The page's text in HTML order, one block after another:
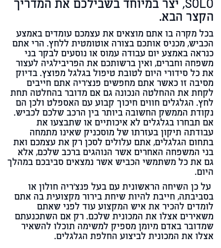
SOLO, יצר במיוחד בשבילכם את המדריך
הקצר הבא.
בכל מקרה בו אתם מוצאים את עצמכם עומדים באמצע
הכביש, מכניס אותכם בצורה אוטומטית ללחץ. הרי אתם
כנראה באמצע יום עבודה עמוס או נוסעים לבקר בני
משפחה וחברים, ואין ברשותכם את הפריבילגיה לעצור
את כל סידורי היום לטובת טיפול בגלגל מפוצץ. בדיוק
מסיבה זו כאשר אתם מחפשים פנצ׳ריה אתם חייבים
לקחת את ההחלטה הנכונה גם אם מדובר בהחלטה תחת
לחץ. הגלגלים חווים חיכוך קבוע עם האספלט ולכן הם
נקודת הממשק החשובה ביותר בין הרכב שלכם לכביש.
אם תבחרו בגלגלים לא איכותיים או שתבצעו את
עבודתה תיקון בעזרתו של מוסכניק שאינו מתמחה
בתחום הגלגלים, אתם עלולים לסכן רק את עצמכם ואת
בני המשפחה האחרים אשר הנוהגים ברכב שלכם, אלא
גם את כל משתמשי הכביש אשר נמצאים סביבכם במהלך
היום.
על כן השיחה הראשונית עם בעל פנצ'ריה חולון או
בסביבתה, חייבת להיות שיחת בירור מקצועית בה אתם
לומדים להכיר את איש המקצוע עוד לפני שאתם
משאירים אצלו את המכונית שלכם. רק אם השתכנעתם
שמדובר באדם מיומן מספיק למשימה תוכלו להשאיר
אצלו את המכונית לביצוע החלפת הגלגלים.